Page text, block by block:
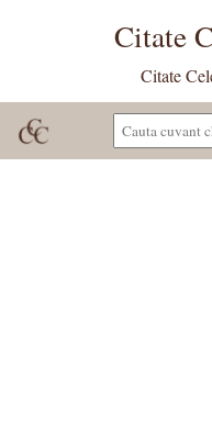
Citate
Citate